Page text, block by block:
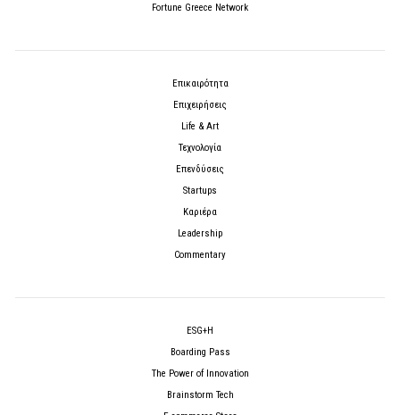
Fortune Greece Network
Επικαιρότητα
Επιχειρήσεις
Life & Art
Τεχνολογία
Επενδύσεις
Startups
Καριέρα
Leadership
Commentary
ESG+H
Boarding Pass
The Power of Innovation
Brainstorm Tech